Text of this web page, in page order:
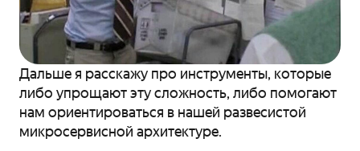
Дальше я расскажу про инструменты, которые
либо упрощают эту сложность, либо помогают
нам ориентироваться в нашей развесистой
микросервисной архитектуре.